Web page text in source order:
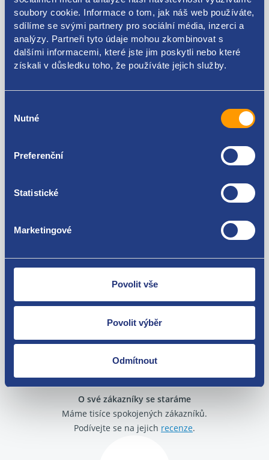
soubory cookie. Informace o tom, jak náš web používáte,
sdílíme se svými partnery pro sociální média, inzerci a
analýzy. Partneři tyto údaje mohou zkombinovat s
dalšími informacemi, které jste jim poskytli nebo které
získali v důsledku toho, že používáte jejich služby.
souhlasu
Nutné
Preferenční
Statistické
Marketingové
Povolit vše
Povolit výběr
Odmítnout
Kódy produktu
BM5G-6A949-AJ BM5G-6A949-AH BM5G-6A949-AG
BM5G-6A949-AC 1874343
Použitelné pro vozy
Ford C-MAX II 2010 - 2019 1.6 EcoBoost
Ford Galaxy II 2006 - 2015 1.6 EcoBoost
Ford Mondeo IV 2007 - 2015 1.6 EcoBoost
Zboží můžete vrátit do 60 dnů od
zakoupení. Nebo vám pošleme náhradu.
O své zákazníky se staráme
Máme tisíce spokojených zákazníků.
Podívejte se na jejich recenze.